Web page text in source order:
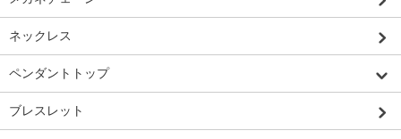
ネックレス
ペンダントトップ
ブレスレット